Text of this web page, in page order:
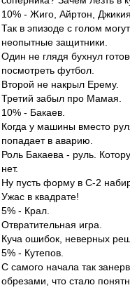
10% - Жиго, Айртон, Джикия.
Так в эпизоде с голом
неопытные защитники.
Один не глядя бухнул
посмотреть футбол.
Второй не накрыл Ерему.
Третий забыл про Мамая.
10% - Бакаев.
Когда у машины вместо
попадает в аварию.
Роль Бакаева - руль.
нет.
Ну пусть форму в С-2
Ужас в квадрате!
5% - Крал.
Отвратительная игра.
Куча ошибок, неверных
5% - Кутепов.
С самого начала так
обрезами, что стало